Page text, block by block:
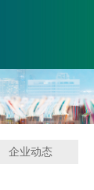
企业动态